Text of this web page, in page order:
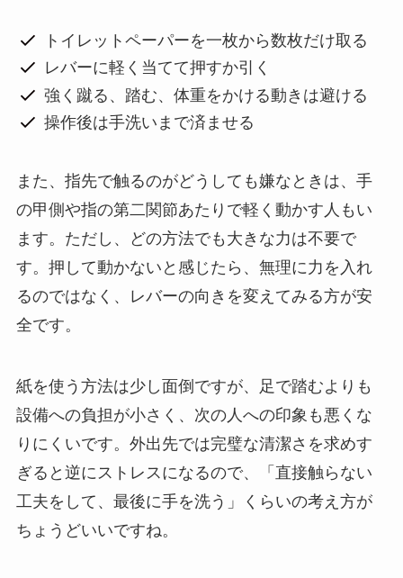
トイレットペーパーを一枚から数枚だけ取る
レバーに軽く当てて押すか引く
強く蹴る、踏む、体重をかける動きは避ける
操作後は手洗いまで済ませる
また、指先で触るのがどうしても嫌なときは、手
の甲側や指の第二関節あたりで軽く動かす人もい
ます。ただし、どの方法でも大きな力は不要で
す。押して動かないと感じたら、無理に力を入れ
るのではなく、レバーの向きを変えてみる方が安
全です。
紙を使う方法は少し面倒ですが、足で踏むよりも
設備への負担が小さく、次の人への印象も悪くな
りにくいです。外出先では完璧な清潔さを求めす
ぎると逆にストレスになるので、「直接触らない
工夫をして、最後に手を洗う」くらいの考え方が
ちょうどいいですね。